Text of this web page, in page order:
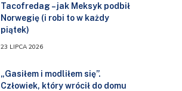
Tacofredag – jak Meksyk podbił
Norwegię (i robi to w każdy
piątek)
23 LIPCA 2026
„Gasiłem i modliłem się”.
Człowiek, który wrócił do domu